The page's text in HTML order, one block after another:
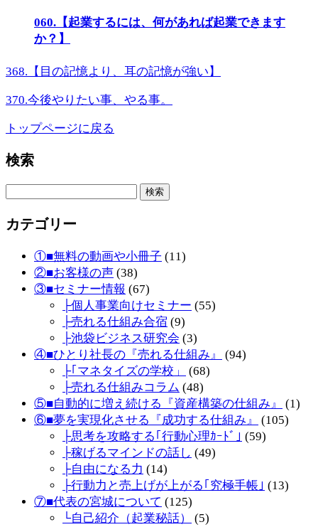
060.【起業するには、何があれば起業できます
か？】
368.【目の記憶より、耳の記憶が強い】
370.今後やりたい事、やる事。
トップページに戻る
検索
カテゴリー
①■無料の動画や小冊子 (11)
②■お客様の声 (38)
③■セミナー情報 (67)
├個人事業向けセミナー (55)
├売れる仕組み合宿 (9)
├池袋ビジネス研究会 (3)
④■ひとり社長の『売れる仕組み』
(94)
├｢マネタイズの学校」
(68)
├売れる仕組みコラム (48)
⑤■自動的に増え続ける『資産構築の仕組み』
(1)
⑥■夢を実現化させる『成功する仕組み』
(105)
├思考を攻略する｢行動心理ｶｰﾄﾞ｣ (59)
├稼げるマインドの話し (49)
├自由になる力 (14)
├行動力と売上げが上がる｢究極手帳｣ (13)
⑦■代表の宮城について (125)
└自己紹介（起業秘話）
(5)